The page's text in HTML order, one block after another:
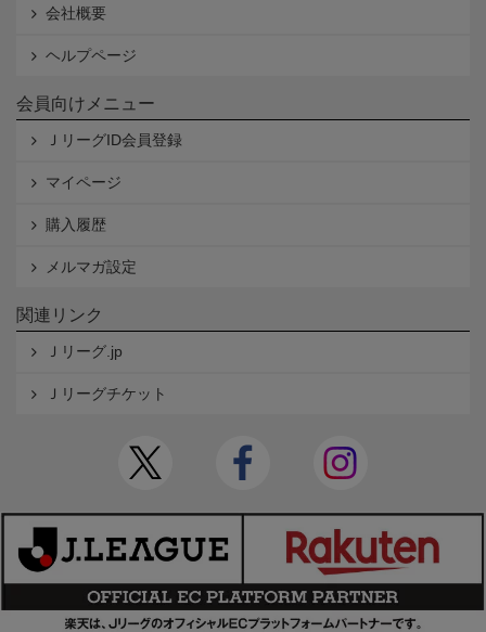
会社概要
ヘルプページ
会員向けメニュー
ＪリーグID会員登録
マイページ
購入履歴
メルマガ設定
関連リンク
Ｊリーグ.jp
Ｊリーグチケット